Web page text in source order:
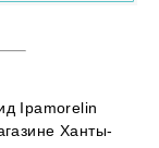
Ipamorelin
Ханты-